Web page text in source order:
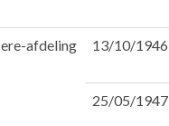
ere-afdeling 13/10/1946
25/05/1947